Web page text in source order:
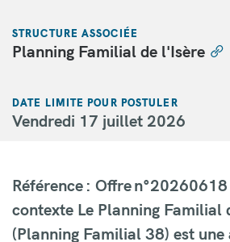
STRUCTURE ASSOCIÉE
Planning Familial de l'Isère
DATE LIMITE POUR POSTULER
Vendredi 17 juillet 2026
Référence : Offre
contexte Le Planning Familial
(Planning Familial 38) est une